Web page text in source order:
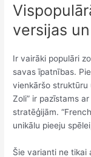
versijas
Ir vairāki populāri
savas īpatnības.
vienkāršo struktūru
Zoli” ir pazīstams
stratēģijām.
unikālu pieeju
Šie varianti ne tikai